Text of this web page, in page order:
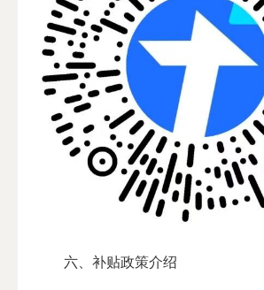
六、补贴政策介绍